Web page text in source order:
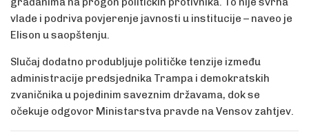
vlade i podriva povjerenje javnosti u institucije – naveo je
Elison u saopštenju.
Slučaj dodatno produbljuje političke tenzije između
administracije predsjednika Trampa i demokratskih
zvaničnika u pojedinim saveznim državama, dok se
očekuje odgovor Ministarstva pravde na Vensov zahtjev.